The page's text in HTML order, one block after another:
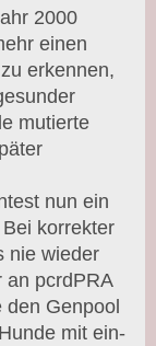
2000
einen
erkennen,
mutierte
nun ein
korrekter
nie wieder
an pcrdPRA
Genpool
mit ein-